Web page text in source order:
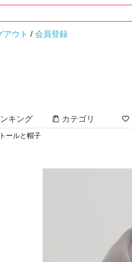
アウト / 会員登録
キング カテゴリ
ールと帽子